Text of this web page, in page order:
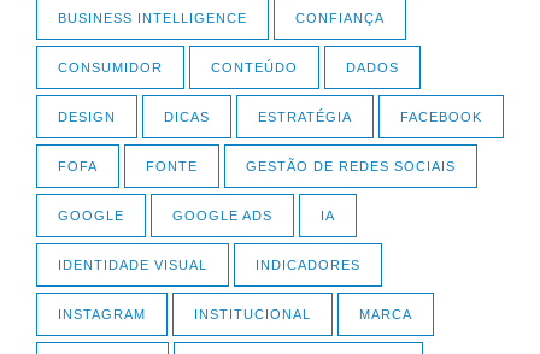
BUSINESS INTELLIGENCE CONFIANÇA
CONSUMIDOR CONTEÚDO DADOS
DESIGN DICAS ESTRATÉGIA FACEBOOK
FOFA FONTE GESTÃO DE REDES SOCIAIS
GOOGLE GOOGLE ADS IA
IDENTIDADE VISUAL INDICADORES
INSTAGRAM INSTITUCIONAL MARCA